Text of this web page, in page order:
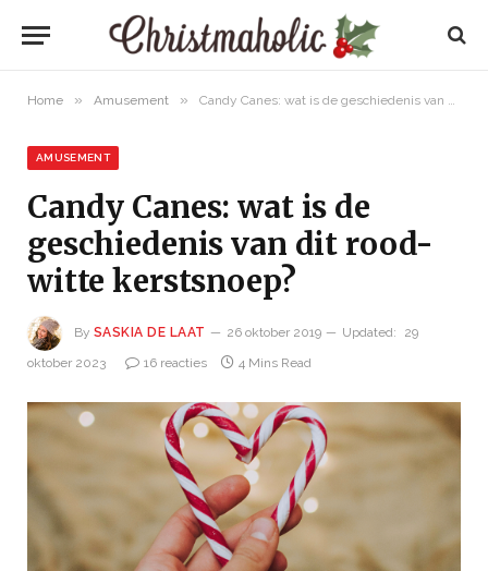
Home » Amusement » Candy Canes: wat is de geschiedenis van dit rood-witte kerstsnoep?
AMUSEMENT
Candy Canes: wat is de
geschiedenis van dit rood-
witte kerstsnoep?
By SASKIA DE LAAT 26 oktober 2019 Updated:
29
oktober 2023
16 reacties 4 Mins Read